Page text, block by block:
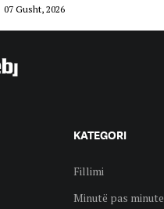
07 Gusht, 2026
KATEGORI
Fillimi
Minutë pas minute